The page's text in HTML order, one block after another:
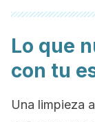
Lo que
con tu
Una limpieza